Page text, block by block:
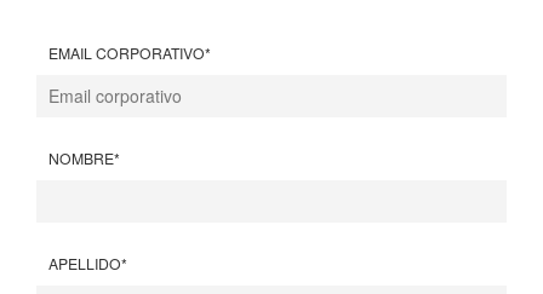
EMAIL CORPORATIVO*
NOMBRE*
APELLIDO*